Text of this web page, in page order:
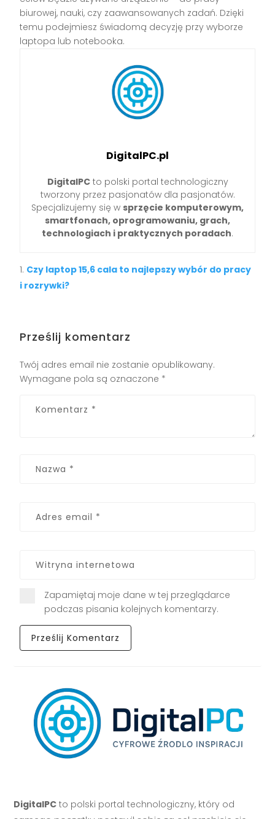
biurowej, nauki, czy zaawansowanych zadań. Dzięki
temu podejmiesz świadomą decyzję przy wyborze
laptopa lub notebooka.
DigitalPC.pl
DigitalPCto polski portal technologiczny
tworzony przez pasjonatów dla pasjonatów.
Specjalizujemy się w sprzęcie komputerowym,
smartfonach, oprogramowaniu, grach,
technologiach i praktycznych poradach.
Czy laptop 15,6 cala to najlepszy wybór do pracy
i rozrywki?
Prześlij komentarz
Twój adres email nie zostanie opublikowany.
Wymagane pola są oznaczone *
Zapamiętaj moje dane w tej przeglądarce
podczas pisania kolejnych komentarzy.
DigitalPC to polski portal technologiczny, który od